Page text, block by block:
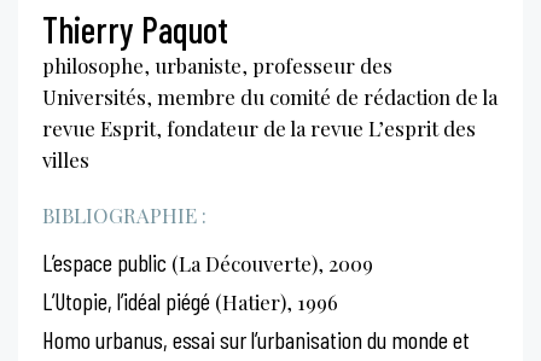
Thierry Paquot
philosophe, urbaniste, professeur des
Universités, membre du comité de rédaction de la
revue Esprit, fondateur de la revue L’esprit des
villes
BIBLIOGRAPHIE :
L’espace public (La Découverte), 2009
L’Utopie, l’idéal piégé (Hatier), 1996
Homo urbanus, essai sur l’urbanisation du monde et